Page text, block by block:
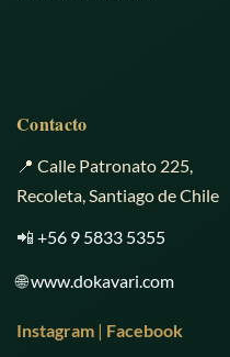
Contacto
📍 Calle Patronato 225,
Recoleta, Santiago de Chile
📲 +56 9 5833 5355
🌐www.dokavari.com
Instagram | Facebook